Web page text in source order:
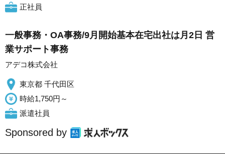
正社員
一般事務・OA事務/9月開始基本在宅出社は月2日 営
業サポート事務
アデコ株式会社
東京都 千代田区
時給1,750円～
派遣社員
Sponsored by